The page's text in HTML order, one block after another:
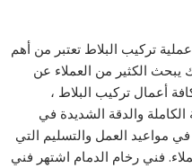
تركيب البلاط تعتبر من أهم
الكثير من العملاء عن
أعمال تركيب البلاط ،
والدقة الشديدة في
في مواعيد العمل والتسليم التي
فني رخام الدمام اشتهر فني